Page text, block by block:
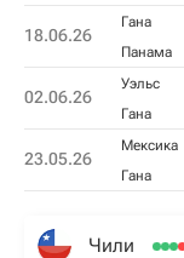
18.06.26
Гана
Панама
02.06.26
Уэльс
Гана
23.05.26
Мексика
Гана
Чили